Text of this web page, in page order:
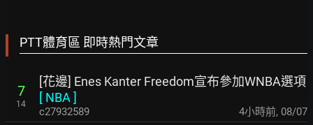
PTT體育區 即時熱門文章
7
14
[花邊] Enes Kanter Freedom宣布參加WNBA選項
[ NBA ]
c27932589 4小時前, 08/07